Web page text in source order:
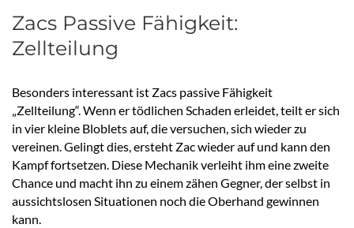
Zacs Passive Fähigkeit:
Zellteilung
Besonders interessant ist Zacs passive Fähigkeit
„Zellteilung“. Wenn er tödlichen Schaden erleidet, teilt er sich
in vier kleine Bloblets auf, die versuchen, sich wieder zu
vereinen. Gelingt dies, ersteht Zac wieder auf und kann den
Kampf fortsetzen. Diese Mechanik verleiht ihm eine zweite
Chance und macht ihn zu einem zähen Gegner, der selbst in
aussichtslosen Situationen noch die Oberhand gewinnen
kann.